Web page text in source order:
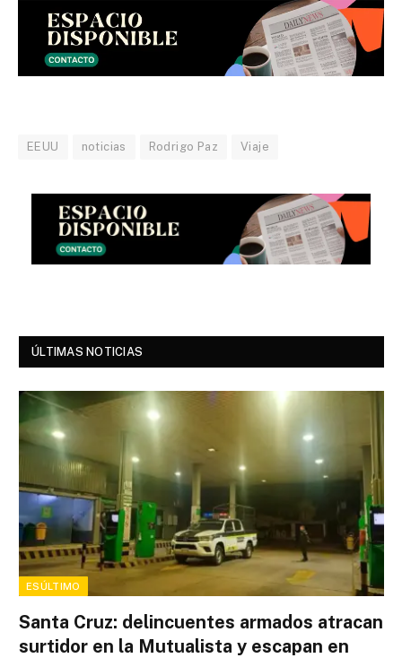
EEUU noticias Rodrigo Paz Viaje
ÚLTIMAS NOTICIAS
ESÚLTIMO
Santa Cruz: delincuentes armados atracan
surtidor en la Mutualista y escapan en